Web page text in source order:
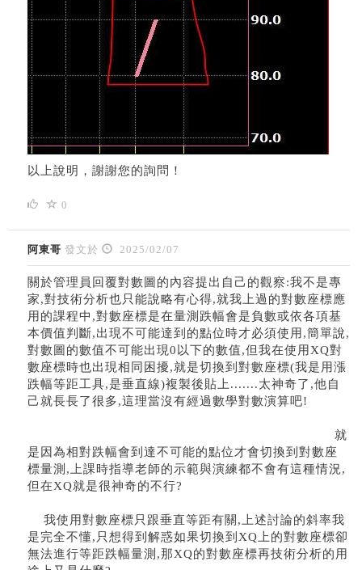
以上說明，謝謝您的詢問！
0
阿東哥 發文於 2025/02/07
關於管理員回覆對數圖的內容提出自己的觀察:我不是專
家,對技術分析也只能說略有心得,就我上過的對數座標應
用的課程中,對數座標是在量測跌幅會是負數或依各項基
本價值判斷,出現不可能達到的點位時才必須使用,簡單說,
對數圖的數值不可能出現0以下的數值,但我在使用XQ對
數座標時也出現相同困擾,就是切換到對數座標(我是用漲
跌幅等距工具,是垂直線)複製後貼上.......太神奇了,他自
己就長長了很多,這理當沒有經過數學對數演算吧!
就
是因為相對跌幅會到達不可能的點位才會切換到對數座
標量測,上課時指導老師的示範與演練都不會有這種情況,
但在XQ就是很神奇的不行?
我使用對數座標只跟垂直等距有關,上述討論的斜率我
是完全不懂,只想得到解惑如果切換到XQ上的對數座標卻
無法進行等距跌幅量測,那XQ的對數座標再技術分析的用